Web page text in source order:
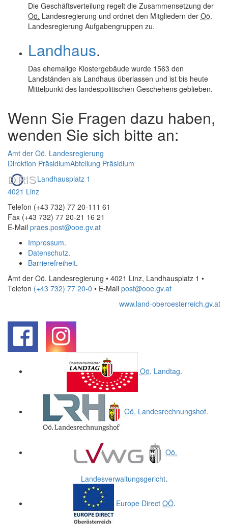
Die Geschäftsverteilung regelt die Zusammensetzung der
Oö. Landesregierung und ordnet den Mitgliedern der Oö.
Landesregierung Aufgabengruppen zu.
Landhaus.
Das ehemalige Klostergebäude wurde 1563 den
Landständen als Landhaus überlassen und ist bis heute
Mittelpunkt des landespolitischen Geschehens geblieben.
Wenn Sie Fragen dazu haben,
wenden Sie sich bitte an:
Amt der Oö. Landesregierung
Direktion PräsidiumAbteilung Präsidium
Landhausplatz 1
4021 Linz
Telefon (+43 732) 77 20-111 61
Fax (+43 732) 77 20-21 16 21
E-Mail praes.post@ooe.gv.at
Impressum.
Datenschutz.
Barrierefreiheit.
Amt der Oö. Landesregierung • 4021 Linz, Landhausplatz 1 •
Telefon (+43 732) 77 20-0 • E-Mail post@ooe.gv.at
www.land-oberoesterreich.gv.at
Oö. Landtag.
Oö. Landesrechnungshof.
Oö.
Landesverwaltungsgericht.
Europe Direct OÖ.